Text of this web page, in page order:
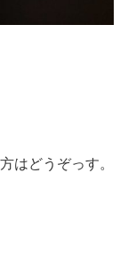
はどうぞっす。